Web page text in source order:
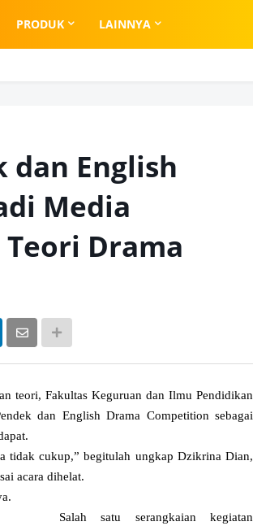
PRODUK LAINNYA
dan English
Media
Drama
teori, Fakultas Keguruan dan Ilmu Pendidikan
dan English Drama Competition sebagai
tidak cukup,” begitulah ungkap Dzikrina Dian,
acara dihelat.
Salah satu serangkaian kegiatan